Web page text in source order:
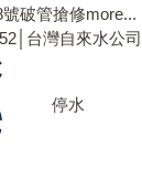
破管搶修more...
台灣自來水公司
停水